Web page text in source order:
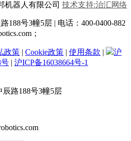
机器人有限公司 技术支持:治汇网络
188号3幢5层 | 电话：400-0400-882
；
政策 | Cookie政策 | 使用条款 |
沪
号 | 沪ICP备16038664号-1
路188号3幢5层